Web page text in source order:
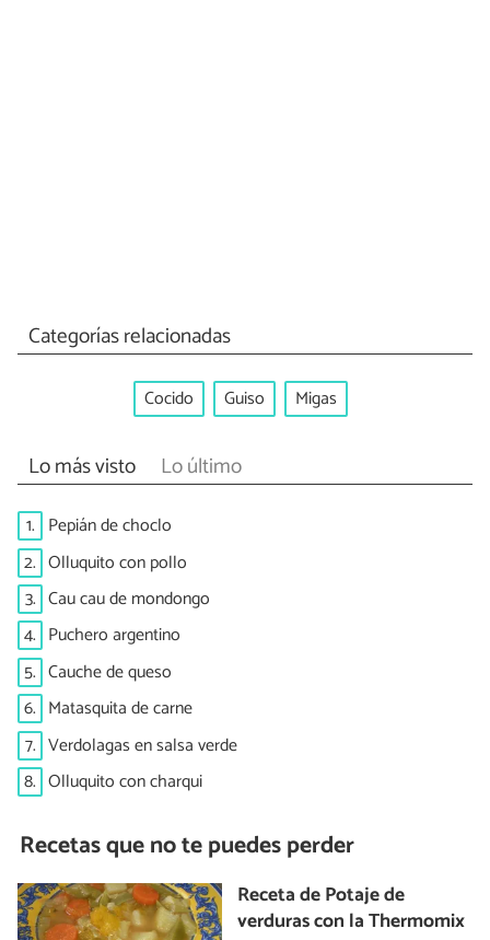
Categorías relacionadas
Cocido Guiso Migas
Lo más visto Lo último
1. Pepián de choclo
2. Olluquito con pollo
3. Cau cau de mondongo
4. Puchero argentino
5. Cauche de queso
6. Matasquita de carne
7. Verdolagas en salsa verde
8. Olluquito con charqui
Recetas que no te puedes perder
Receta de Potaje de
verduras con la Thermomix